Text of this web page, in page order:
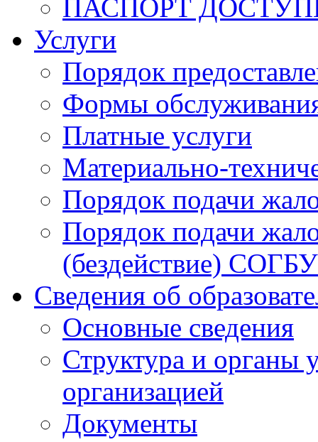
ПАСПОРТ
Услуги
Порядок
Формы
Платные услуги
Материально-
Порядок подачи
Порядок подачи
(бездействие)
Сведения об
Основные сведения
Структура и органы
организацией
Документы